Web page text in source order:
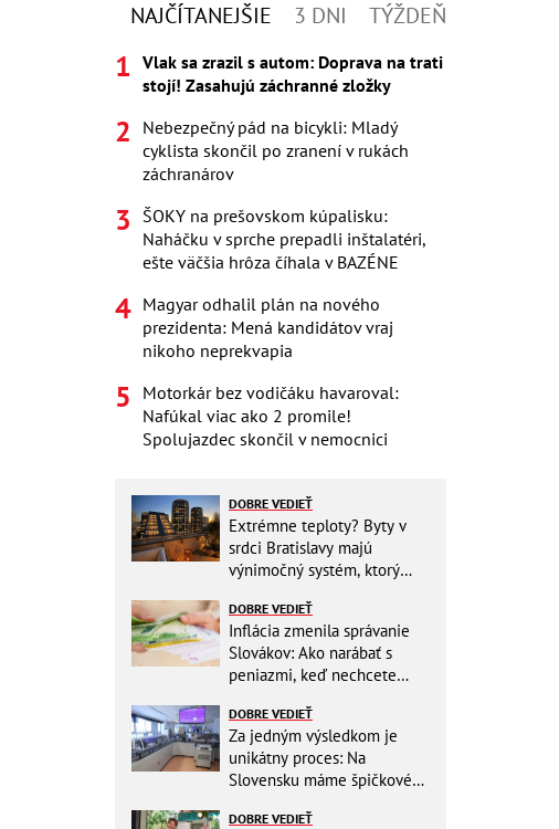
NAJČÍTANEJŠIE 3 DNI TÝŽDEŇ
Vlak sa zrazil s autom: Doprava na trati
stojí! Zasahujú záchranné zložky
Nebezpečný pád na bicykli: Mladý
cyklista skončil po zranení v rukách
záchranárov
ŠOKY na prešovskom kúpalisku:
Naháčku v sprche prepadli inštalatéri,
ešte väčšia hrôza číhala v BAZÉNE
Magyar odhalil plán na nového
prezidenta: Mená kandidátov vraj
nikoho neprekvapia
Motorkár bez vodičáku havaroval:
Nafúkal viac ako 2 promile!
Spolujazdec skončil v nemocnici
DOBRE VEDIEŤ
Extrémne teploty? Byty v
srdci Bratislavy majú
výnimočný systém, ktorý
DOBRE VEDIEŤ
Inflácia zmenila správanie
Slovákov: Ako narábať s
peniazmi, keď nechcete
DOBRE VEDIEŤ
Za jedným výsledkom je
unikátny proces: Na
Slovensku máme špičkové
DOBRE VEDIEŤ